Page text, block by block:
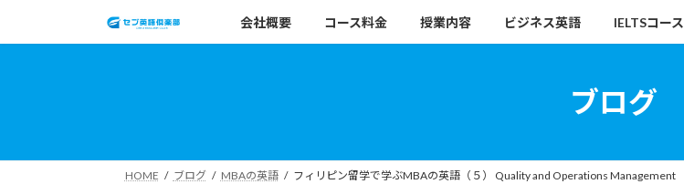
キ
に
会社概要 コース料金 授業内容 ビジネス英語 IELTSコース
ブログ
HOME ブログ MBAの英語 フィリピン留学で学ぶMBAの英語（５） Quality and Operations Management